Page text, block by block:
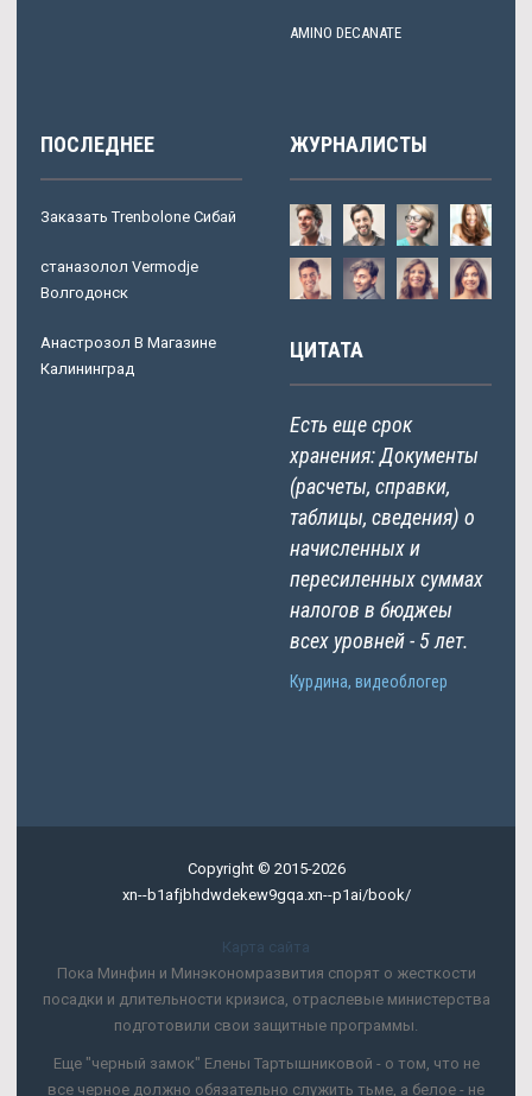
AMINO DECANATE
ПОСЛЕДНЕЕ
Заказать Trenbolone Сибай
станазолол Vermodje
Волгодонск
Анастрозол В Магазине
Калининград
ЖУРНАЛИСТЫ
ЦИТАТА
Есть еще срок
хранения: Документы
(расчеты, справки,
таблицы, сведения) о
начисленных и
пересиленных суммах
налогов в бюджеы
всех уровней - 5 лет.
Курдина, видеоблогер
Copyright © 2015-2026
xn--b1afjbhdwdekew9gqa.xn--p1ai/book/
Карта сайта
Пока Минфин и Минэкономразвития спорят о жесткости
посадки и длительности кризиса, отраслевые министерства
подготовили свои защитные программы.
Еще "черный замок" Елены Тартышниковой - о том, что не
все черное должно обязательно служить тьме, а белое - не